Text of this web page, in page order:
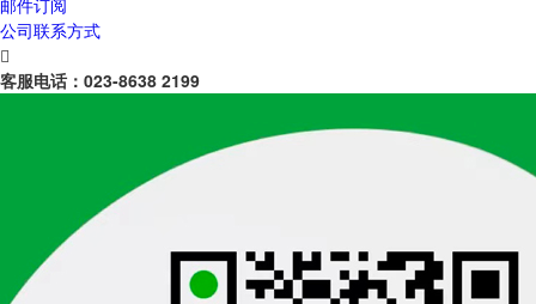
邮件订阅
公司联系方式

客服电话： 023-8638 2199